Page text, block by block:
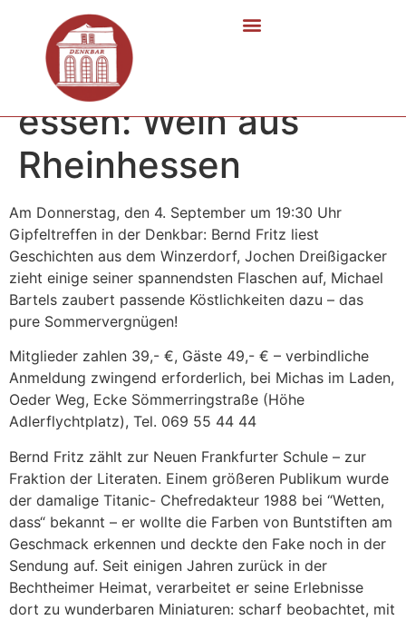
hören, trinken,
essen: Wein aus
Rheinhessen
Am Donnerstag, den 4. September um 19:30 Uhr
Gipfeltreffen in der Denkbar: Bernd Fritz liest
Geschichten aus dem Winzerdorf, Jochen Dreißigacker
zieht einige seiner spannendsten Flaschen auf, Michael
Bartels zaubert passende Köstlichkeiten dazu – das
pure Sommervergnügen!
Mitglieder zahlen 39,- €, Gäste 49,- € – verbindliche
Anmeldung zwingend erforderlich, bei Michas im Laden,
Oeder Weg, Ecke Sömmerringstraße (Höhe
Adlerflychtplatz), Tel. 069 55 44 44
Bernd Fritz zählt zur Neuen Frankfurter Schule – zur
Fraktion der Literaten. Einem größeren Publikum wurde
der damalige Titanic- Chefredakteur 1988 bei “Wetten,
dass“ bekannt – er wollte die Farben von Buntstiften am
Geschmack erkennen und deckte den Fake noch in der
Sendung auf. Seit einigen Jahren zurück in der
Bechtheimer Heimat, verarbeitet er seine Erlebnisse
dort zu wunderbaren Miniaturen: scharf beobachtet, mit